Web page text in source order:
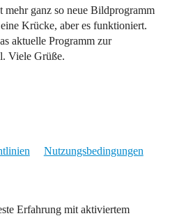
mehr ganz so neue Bildprogramm
Krücke, aber es funktioniert.
aktuelle Programm zur
Viele Grüße.
Nutzungsbedingungen
Erfahrung mit aktiviertem